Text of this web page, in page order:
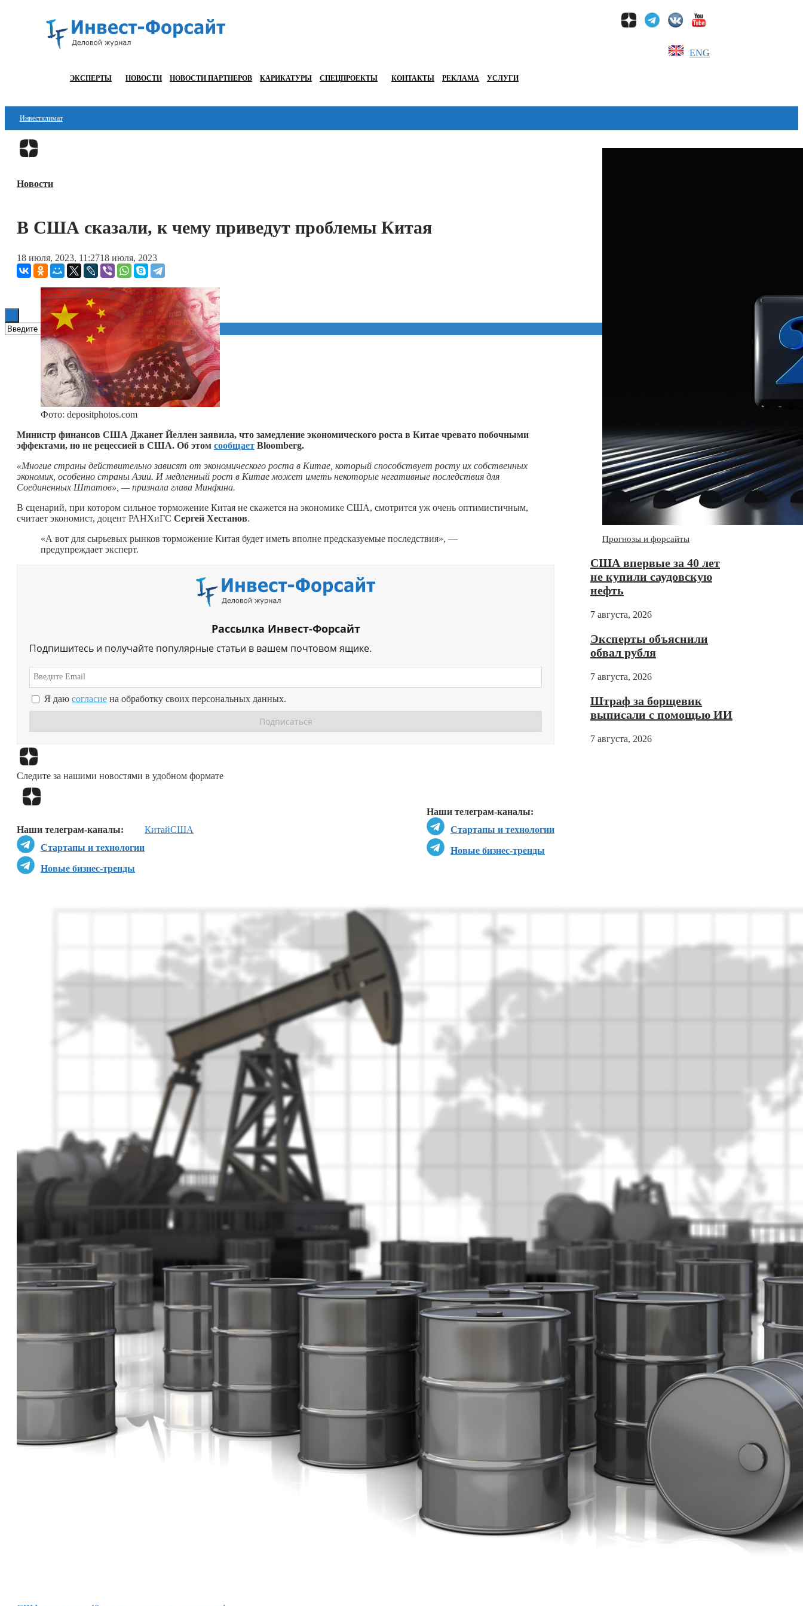
ENG
ЭКСПЕРТЫ НОВОСТИ НОВОСТИ ПАРТНЕРОВ КАРИКАТУРЫ СПЕЦПРОЕКТЫ КОНТАКТЫ РЕКЛАМА УСЛУГИ
Инвестклимат
Финансы
Блокчейн
ESG
Новости
В США сказали, к чему приведут проблемы Китая
18 июля, 2023, 11:2718 июля, 2023
Фото: depositphotos.com
Министр финансов США Джанет Йеллен заявила, что замедление экономического роста в Китае чревато побочными
эффектами, но не рецессией в США. Об этом сообщает Bloomberg.
«Многие страны действительно зависят от экономического роста в Китае, который способствует росту их собственных
экономик, особенно страны Азии. И медленный рост в Китае может иметь некоторые негативные последствия для
Соединенных Штатов», — признала глава Минфина.
В сценарий, при котором сильное торможение Китая не скажется на экономике США, смотрится уж очень оптимистичным,
считает экономист, доцент РАНХиГС Сергей Хестанов.
«А вот для сырьевых рынков торможение Китая будет иметь вполне предсказуемые последствия», —
предупреждает эксперт.
Рассылка Инвест-Форсайт
Подпишитесь и получайте популярные статьи в вашем почтовом ящике.
Я даю согласие на обработку своих персональных данных.
Следите за нашими новостями в удобном формате
Наши телеграм-каналы:
Стартапы и технологии
Новые бизнес-тренды
Наши телеграм-каналы:
Стартапы и технологии
Новые бизнес-тренды
КитайСША
Прогнозы и форсайты
США впервые за 40 лет
не купили саудовскую
нефть
7 августа, 2026
Эксперты объяснили
обвал рубля
7 августа, 2026
Штраф за борщевик
выписали с помощью ИИ
7 августа, 2026